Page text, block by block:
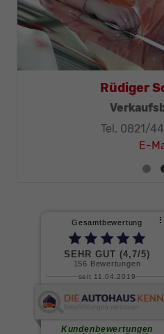
Rüdiger
Tel. 0821/
E-